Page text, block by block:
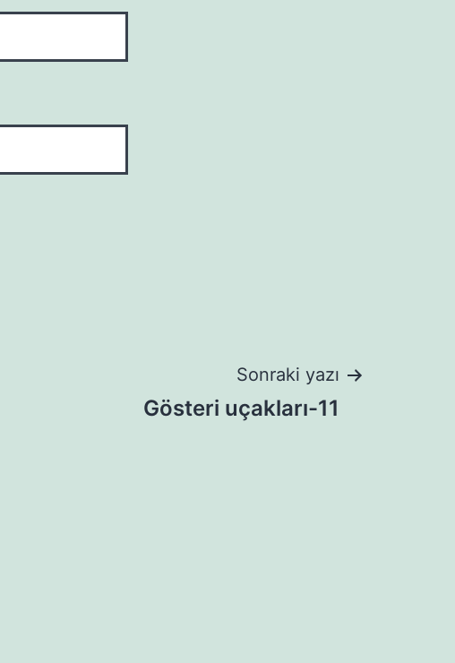
Sonraki yazı
Gösteri uçakları-11